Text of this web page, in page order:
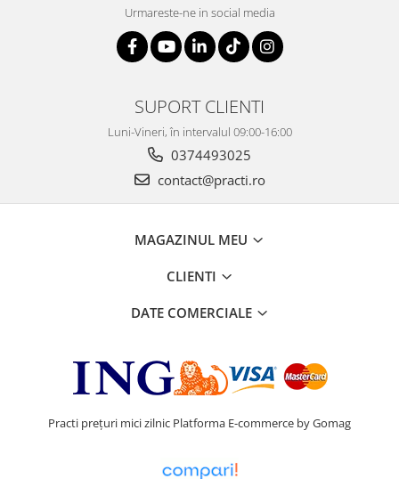
Urmareste-ne in social media
SUPORT CLIENTI
Luni-Vineri, în intervalul 09:00-16:00
0374493025
contact@practi.ro
MAGAZINUL MEU
CLIENTI
DATE COMERCIALE
Practi prețuri mici zilnic Platforma E-commerce by Gomag